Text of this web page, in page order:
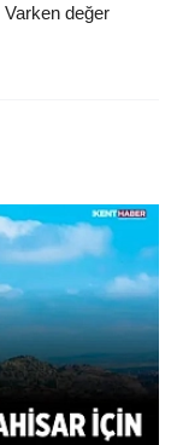
Varken değer